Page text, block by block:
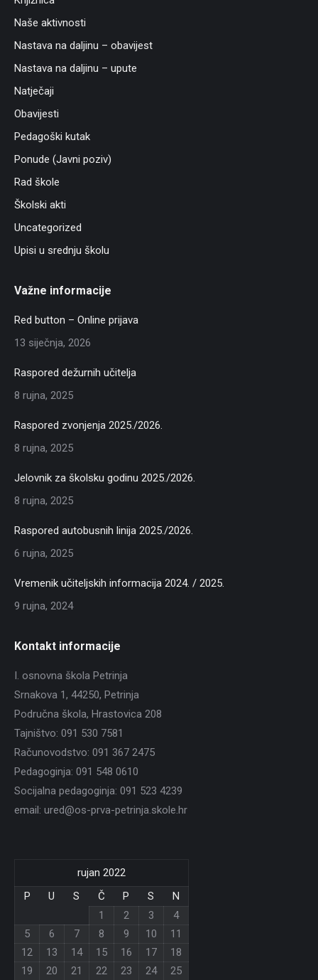
Naše aktivnosti
Nastava na daljinu – obavijest
Nastava na daljinu – upute
Natječaji
Obavijesti
Pedagoški kutak
Ponude (Javni poziv)
Rad škole
Školski akti
Uncategorized
Upisi u srednju školu
Važne informacije
Red button – Online prijava
13 siječnja, 2026
Raspored dežurnih učitelja
8 rujna, 2025
Raspored zvonjenja 2025./2026.
8 rujna, 2025
Jelovnik za školsku godinu 2025./2026.
8 rujna, 2025
Raspored autobusnih linija 2025./2026.
6 rujna, 2025
Vremenik učiteljskih informacija 2024. / 2025.
9 rujna, 2024
Kontakt informacije
I. osnovna škola Petrinja
Srnakova 1, 44250, Petrinja
Područna škola, Hrastovica 208
Tajništvo: 091 530 7581
Računovodstvo: 091 367 2475
Pedagoginja: 091 548 0610
Socijalna pedagoginja: 091 523 4239
email: ured@os-prva-petrinja.skole.hr
rujan 2022
P
U S Č P S
N
1
2 3
4
5
6 7 8 9 10
11
12
13 14 15 16 17
18
19
20 21 22 23 24 25